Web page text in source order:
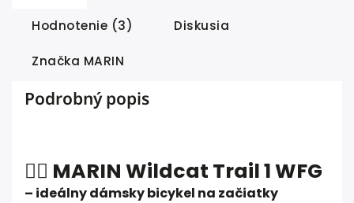
Hodnotenie (3) Diskusia
Značka MARIN
Podrobný popis
🚴‍♀️ MARIN Wildcat Trail 1 WFG
– ideálny dámsky bicykel na začiatky